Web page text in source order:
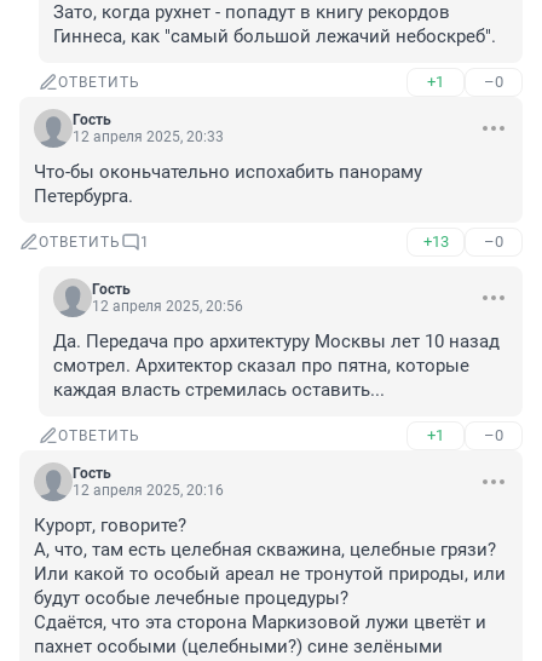
Зато, когда рухнет - попадут в книгу рекордов
Гиннеса, как "самый большой лежачий небоскреб".
ОТВЕТИТЬ +1 –0
Гость
12 апреля 2025, 20:33
Что-бы оконьчательно испохабить панораму
Петербурга.
ОТВЕТИТЬ 1 +13 –0
Гость
12 апреля 2025, 20:56
Да. Передача про архитектуру Москвы лет 10 назад
смотрел. Архитектор сказал про пятна, которые
каждая власть стремилась оставить...
ОТВЕТИТЬ +1 –0
Гость
12 апреля 2025, 20:16
Курорт, говорите?
А, что, там есть целебная скважина, целебные грязи?
Или какой то особый ареал не тронутой природы, или
будут особые лечебные процедуры?
Сдаётся, что эта сторона Маркизовой лужи цветёт и
пахнет особыми (целебными?) сине зелёными